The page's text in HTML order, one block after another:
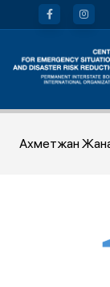
Ахметжан